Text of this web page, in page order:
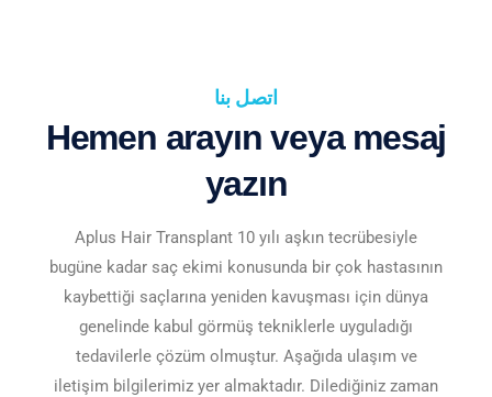
اتصل بنا
Hemen arayın veya mesaj
yazın
Aplus Hair Transplant 10 yılı aşkın tecrübesiyle
bugüne kadar saç ekimi konusunda bir çok hastasının
kaybettiği saçlarına yeniden kavuşması için dünya
genelinde kabul görmüş tekniklerle uyguladığı
tedavilerle çözüm olmuştur. Aşağıda ulaşım ve
iletişim bilgilerimiz yer almaktadır. Dilediğiniz zaman